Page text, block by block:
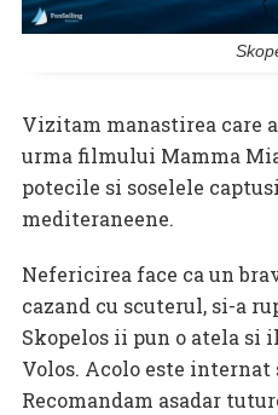
Vizitam manastirea care
urma filmului Mamma
potecile si soselele
mediteraneene.
Nefericirea face ca un
cazand cu scuterul, si-a
Skopelos ii pun o atela si
Volos. Acolo este internat
Recomandam asadar